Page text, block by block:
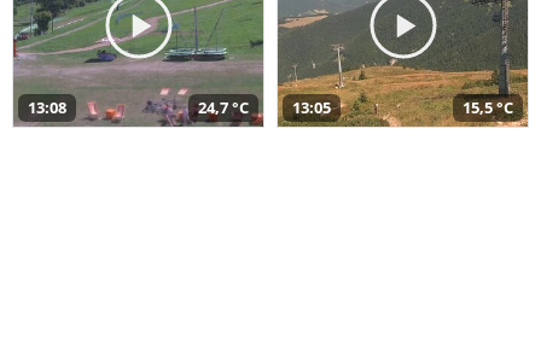
13:08 24,7 °C 13:05 15,5 °C